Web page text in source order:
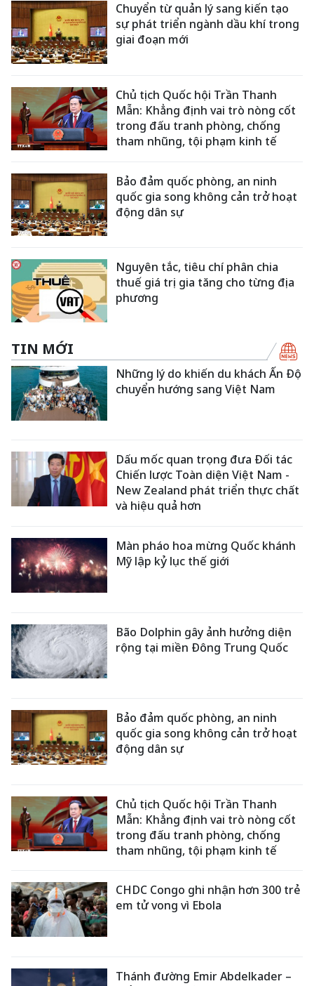
Chuyển từ quản lý sang kiến tạo
sự phát triển ngành dầu khí trong
giai đoạn mới
Chủ tịch Quốc hội Trần Thanh
Mẫn: Khẳng định vai trò nòng cốt
trong đấu tranh phòng, chống
tham nhũng, tội phạm kinh tế
Bảo đảm quốc phòng, an ninh
quốc gia song không cản trở hoạt
động dân sự
Nguyên tắc, tiêu chí phân chia
thuế giá trị gia tăng cho từng địa
phương
TIN MỚI
Những lý do khiến du khách Ấn Độ
chuyển hướng sang Việt Nam
Dấu mốc quan trọng đưa Đối tác
Chiến lược Toàn diện Việt Nam -
New Zealand phát triển thực chất
và hiệu quả hơn
Màn pháo hoa mừng Quốc khánh
Mỹ lập kỷ lục thế giới
Bão Dolphin gây ảnh hưởng diện
rộng tại miền Đông Trung Quốc
Bảo đảm quốc phòng, an ninh
quốc gia song không cản trở hoạt
động dân sự
Chủ tịch Quốc hội Trần Thanh
Mẫn: Khẳng định vai trò nòng cốt
trong đấu tranh phòng, chống
tham nhũng, tội phạm kinh tế
CHDC Congo ghi nhận hơn 300 trẻ
em tử vong vì Ebola
Thánh đường Emir Abdelkader –